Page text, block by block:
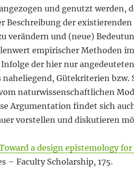
und genutzt werden,
Beschreibung der
verändern und (neue)
empirischer Methoden
Infolge der hier nur
naheliegend, Gütekriterien bzw.
naturwissenschaftlichen
Argumentation findet sich
vorstellen und diskutieren
a design epistemology
– Faculty Scholarship, 175.